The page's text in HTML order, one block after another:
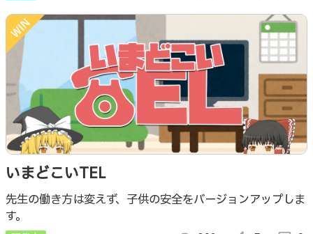
いまどこいTEL
先生の働き方は変えず、子供の安全をバージョンアップしま
す。